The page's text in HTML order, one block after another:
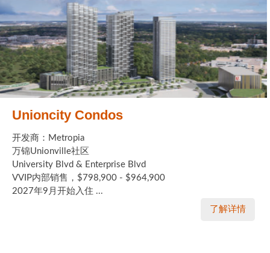
Unioncity Condos
开发商：Metropia
万锦Unionville社区
University Blvd & Enterprise Blvd
VVIP内部销售，$798,900 - $964,900
2027年9月开始入住 ...
了解详情